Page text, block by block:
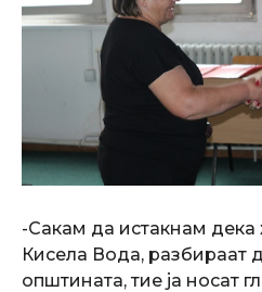
-Сакам да истакнам
Кисела Вода, разбираат
општината, тие ја носат